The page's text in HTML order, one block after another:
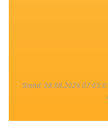
Stand: 08.08.2026